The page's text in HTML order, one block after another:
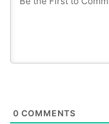
0 COMMENTS